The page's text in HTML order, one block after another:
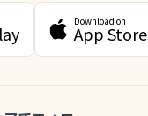
Download on
App Store